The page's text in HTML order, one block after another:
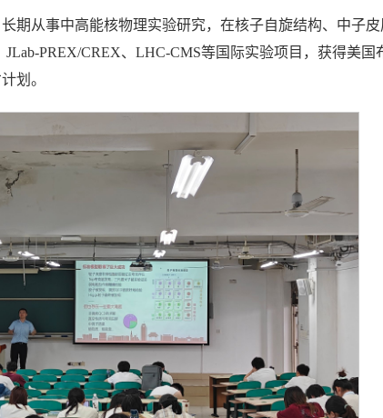
期从事中高能核物理实验研究，在核子自旋结构、中子
PREX/CREX、LHC-CMS等国际实验项目，获得美国
划。